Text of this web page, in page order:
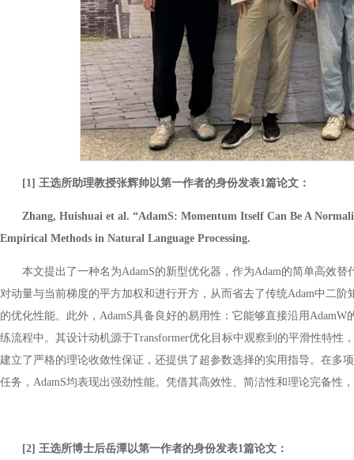
[1] 王选所助理教授张辉帅以第一作者的身份发表1篇论文：
Zhang, Huishuai et al. “AdamS: Momentum Itself Can Be A
Empirical Methods in Natural Language Processing.
本文提出了一种名为AdamS的新型优化器，作为Adam的简单高效
对动量与当前梯度的平方加权和进行开方，从而省去了传统Adam中二
的优化性能。此外，AdamS具备良好的易用性：它能够直接沿用
练流程中。其设计动机源于Transformer优化目标中观察到的平滑性特
建立了严格的理论收敛性保证，还提供了超参数选择的实用指导。在多
任务，AdamS均表现出强劲性能。凭借其高效性、简洁性和理论完备性
[2] 王选所博士后岳潭以第一作者的身份发表1篇论文：